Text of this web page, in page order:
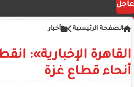
عاجل
الصفحة الرئيسية أخبار
القاهرة الإخبارية»:
أنحاء قطاع غزة